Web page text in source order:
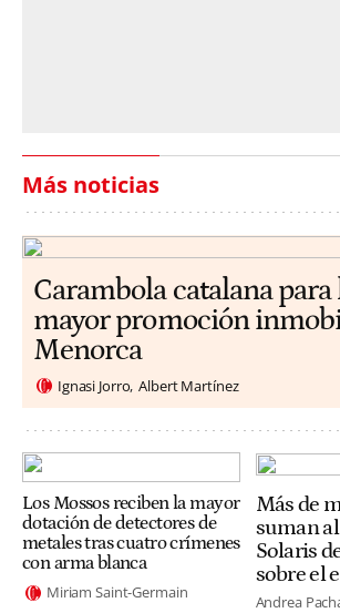
Más noticias
Carambola catalana para
mayor promoción
Menorca
Ignasi Jorro Albert Martínez
Los Mossos reciben la mayor
dotación de detectores de
metales tras cuatro crímenes
con arma blanca
Miriam Saint-Germain
Más de
suman
Solaris
sobre el
Andrea